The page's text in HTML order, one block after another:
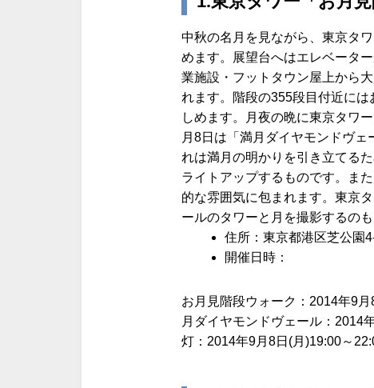
中秋の名月を見ながら、東京タ
めます。展望台へはエレベータ
業施設・フットタウン屋上から
れます。階段の355段目付近に
しめます。月夜の晩に東京タワ
月8日は「満月ダイヤモンドヴ
れは満月の明かりを引き立てる
ライトアップするものです。ま
的な雰囲気に包まれます。東京
ールのタワーと月を撮影するのも
住所：東京都港区芝公園
開催日時：
お月見階段ウォーク：2014年9
月ダイヤモンドヴェール：2014
灯：2014年9月8日(月)19:00～